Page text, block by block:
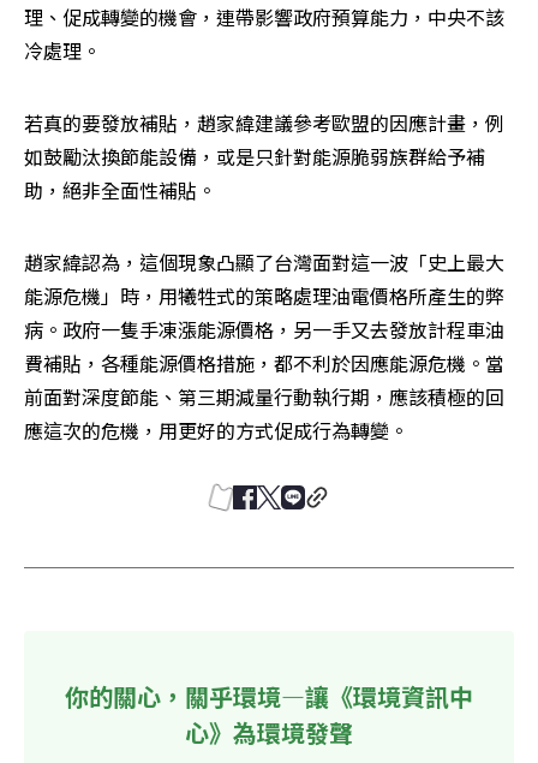
理、促成轉變的機會，連帶影響政府預算能力，中央不該
冷處理。
若真的要發放補貼，趙家緯建議參考歐盟的因應計畫，例
如鼓勵汰換節能設備，或是只針對能源脆弱族群給予補
助，絕非全面性補貼。
趙家緯認為，這個現象凸顯了台灣面對這一波「史上最大
能源危機」時，用犧牲式的策略處理油電價格所產生的弊
病。政府一隻手凍漲能源價格，另一手又去發放計程車油
費補貼，各種能源價格措施，都不利於因應能源危機。當
前面對深度節能、第三期減量行動執行期，應該積極的回
應這次的危機，用更好的方式促成行為轉變。
你的關心，關乎環境—讓《環境資訊中
心》為環境發聲